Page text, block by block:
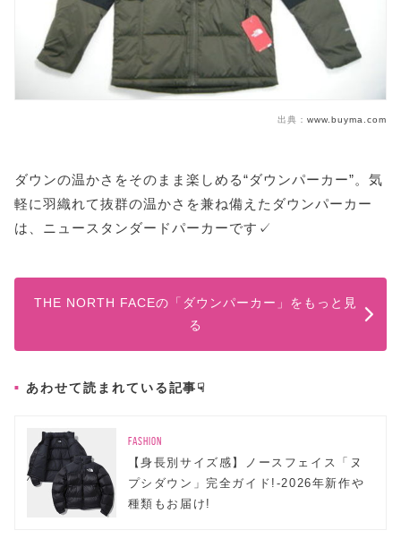
出典： www.buyma.com
ダウンの温かさをそのまま楽しめる“ダウンパーカー”。気
軽に羽織れて抜群の温かさを兼ね備えたダウンパーカー
は、ニュースタンダードパーカーです✓
THE NORTH FACEの「ダウンパーカー」をもっと見
る
あわせて読まれている記事☟
FASHION
【身長別サイズ感】ノースフェイス「ヌ
プシダウン」完全ガイド!-2026年新作や
種類もお届け!